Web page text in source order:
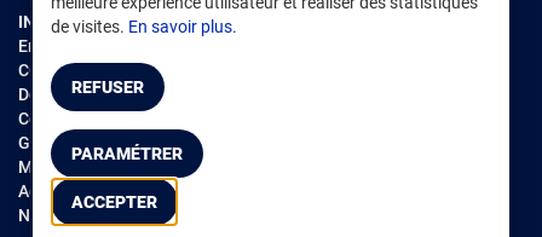
INFORMATIONS LÉGALES
Environnement
CGV /CGU Marketplace
Données personnelles
Cookies
Gérer mes cookies
Mentions légales
Accessibilité : non conforme
Notice d'accessibilité
de visites. En savoir plus.
REFUSER
PARAMÉTRER
ACCEPTER